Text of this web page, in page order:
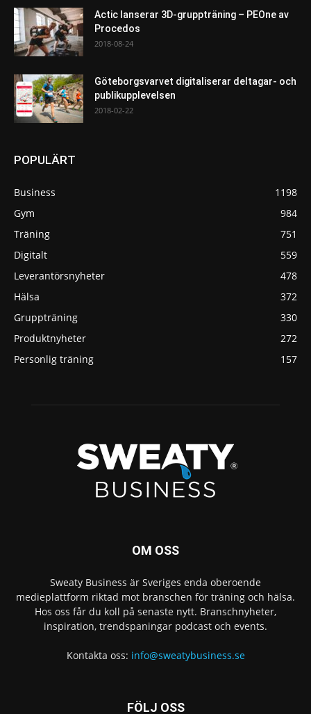
Actic lanserar 3D-gruppträning – PEOne av
Procedos
2018-08-24
Göteborgsvarvet digitaliserar deltagar- och
publikupplevelsen
2018-02-22
POPULÄRT
Business
1198
Gym
984
Träning
751
Digitalt
559
Leverantörsnyheter
478
Hälsa
372
Gruppträning
330
Produktnyheter
272
Personlig träning
157
OM OSS
Sweaty Business är Sveriges enda oberoende
medieplattform riktad mot branschen för träning och hälsa.
Hos oss får du koll på senaste nytt. Branschnyheter,
inspiration, trendspaningar podcast och events.
Kontakta oss: info@sweatybusiness.se
FÖLJ OSS